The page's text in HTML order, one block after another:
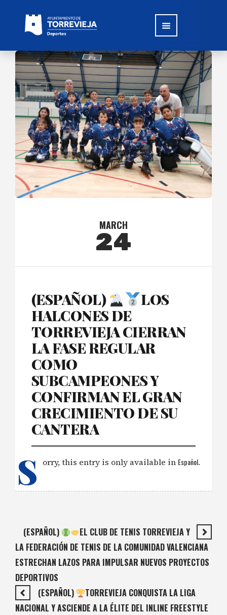
MARCH
24
(ESPAÑOL)
LOS
HALCONES DE
TORREVIEJA CIERRAN
LA FASE REGULAR
COMO
SUBCAMPEONES Y
CONFIRMAN EL GRAN
CRECIMIENTO DE SU
CANTERA
S orry, this entry is only available in Español.
(ESPAÑOL)
EL CLUB DE TENIS TORREVIEJA Y
LA FEDERACIÓN DE TENIS DE LA COMUNIDAD VALENCIANA
ESTRECHAN LAZOS PARA IMPULSAR NUEVOS PROYECTOS
DEPORTIVOS
(ESPAÑOL)
TORREVIEJA CONQUISTA LA LIGA
NACIONAL Y ASCIENDE A LA ÉLITE DEL INLINE FREESTYLE